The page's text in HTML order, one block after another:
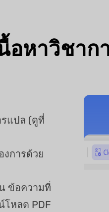
อหาวิชาก
แปล (ดูที่
การด้วย
ข้อความที่
หลด PDF